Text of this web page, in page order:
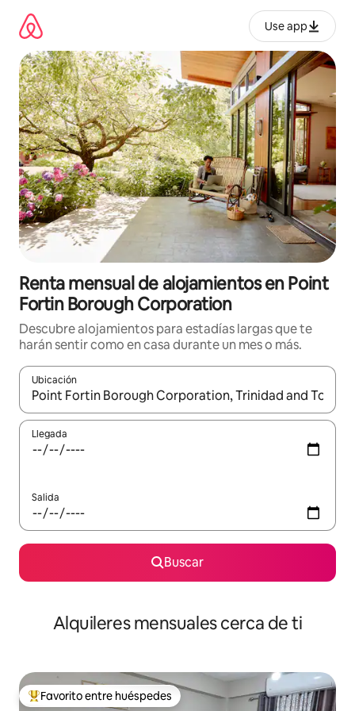
contenido
Use app
Renta mensual de alojamientos en Point
Fortin Borough Corporation
Descubre alojamientos para estadías largas que te
harán sentir como en casa durante un mes o más.
Ubicación
Cuando los resultados estén disponibles, navega con las
Llegada
Salida
Buscar
Alquileres mensuales cerca de ti
Favorito entre huéspedes preferido
Favorito entre huéspedes